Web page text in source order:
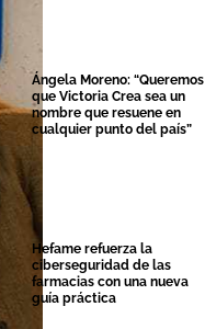
Ángela Moreno: “Queremos
que Victoria Crea sea un
nombre que resuene en
cualquier punto del país”
Hefame refuerza la
ciberseguridad de las
farmacias con una nueva
guía práctica